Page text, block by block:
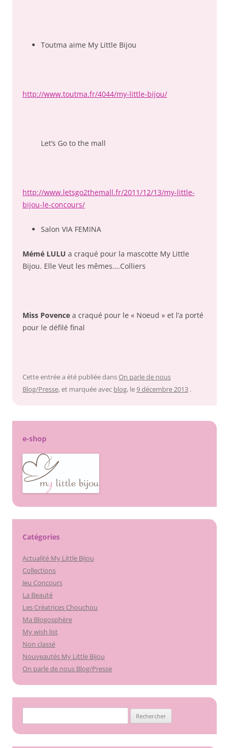
Toutma aime My Little Bijou
http://www.toutma.fr/4044/my-little-bijou/
Let’s Go to the mall
http://www.letsgo2themall.fr/2011/12/13/my-little-
bijou-le-concours/
Salon VIA FEMINA
Mémé LULU a craqué pour la mascotte My Little
Bijou. Elle Veut les mêmes….Colliers
Miss Povence a craqué pour le « Noeud » et l’a porté
pour le défilé final
Cette entrée a été publiée dansOn parle de nous
Blog/Presse, et marquée avec blog, le9 décembre 2013 .
e-shop
Catégories
Actualité My Little Bijou
Collections
Jeu Concours
La Beauté
Les Créatrices Chouchou
Ma Blogosphère
My wish list
Non classé
Nouveautés My Little Bijou
On parle de nous Blog/Presse